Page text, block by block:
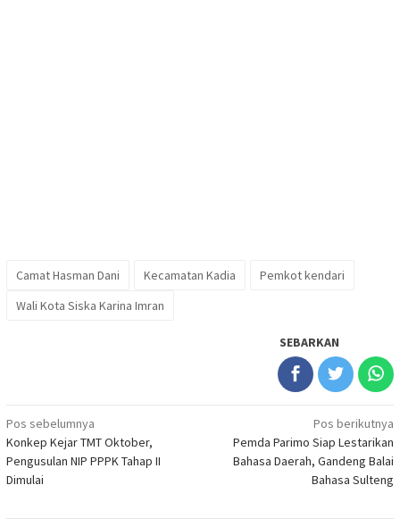
Camat Hasman Dani Kecamatan Kadia
Pemkot kendari
Wali Kota Siska Karina Imran
SEBARKAN
Navigasi
pos
Pos sebelumnya
Konkep Kejar TMT Oktober,
Pengusulan NIP PPPK Tahap II
Dimulai
Pos berikutnya
Pemda Parimo Siap Lestarikan
Bahasa Daerah, Gandeng Balai
Bahasa Sulteng